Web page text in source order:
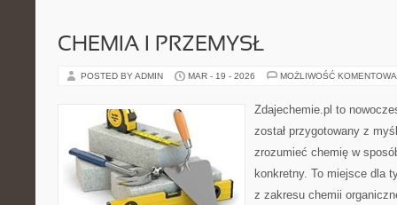
CHEMIA I PRZEMYSŁ
POSTED BY ADMIN MAR - 19 - 2026 MOŻLIWOŚĆ
Zdajechemie.pl to
został przygotowany z
zrozumieć chemię w
konkretny. To miejsce dla
z zakresu chemii